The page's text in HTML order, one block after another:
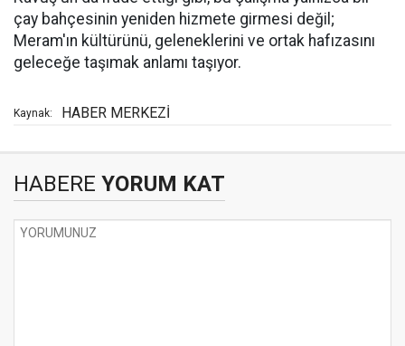
çay bahçesinin yeniden hizmete girmesi değil;
Meram'ın kültürünü, geleneklerini ve ortak hafızasını
geleceğe taşımak anlamı taşıyor.
Kaynak: HABER MERKEZİ
HABERE YORUM KAT